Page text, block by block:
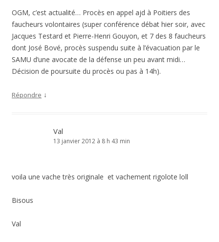
OGM, c’est actualité… Procès en appel ajd à Poitiers des
faucheurs volontaires (super conférence débat hier soir, avec
Jacques Testard et Pierre-Henri Gouyon, et 7 des 8 faucheurs
dont José Bové, procès suspendu suite à l’évacuation par le
SAMU d’une avocate de la défense un peu avant midi…
Décision de poursuite du procès ou pas à 14h).
Répondre ↓
Val
13 janvier 2012 à 8 h 43 min
voila une vache très originale et vachement rigolote loll
Bisous
Val